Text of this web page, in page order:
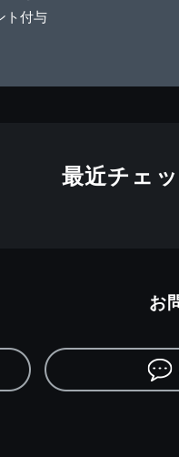
ト付与
最近チェ
お